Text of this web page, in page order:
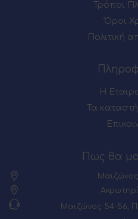
Τρόποι
Όροι
Πολιτική
Η
Τα
Πως θα
Μαιζώνος 54-56,